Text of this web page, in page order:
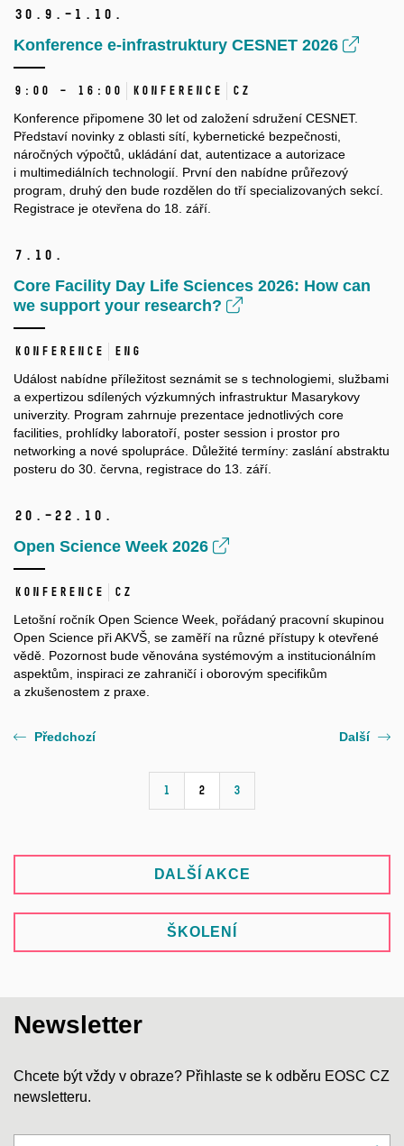
30. 9.–1. 10.
Konference e-infrastruktury CESNET 2026
9:00 – 16:00 Konference CZ
Konference připomene 30 let od založení sdružení CESNET.
Představí novinky z oblasti sítí, kybernetické bezpečnosti,
náročných výpočtů, ukládání dat, autentizace a autorizace
i multimediálních technologií. První den nabídne průřezový
program, druhý den bude rozdělen do tří specializovaných sekcí.
Registrace je otevřena do 18. září.
7. 10.
Core Facility Day Life Sciences 2026: How can
we support your research?
Konference ENG
Událost nabídne příležitost seznámit se s technologiemi, službami
a expertizou sdílených výzkumných infrastruktur Masarykovy
univerzity. Program zahrnuje prezentace jednotlivých core
facilities, prohlídky laboratoří, poster session i prostor pro
networking a nové spolupráce. Důležité termíny: zaslání abstraktu
posteru do 30. června, registrace do 13. září.
20.–22. 10.
Open Science Week 2026
Konference CZ
Letošní ročník Open Science Week, pořádaný pracovní skupinou
Open Science při AKVŠ, se zaměří na různé přístupy k otevřené
vědě. Pozornost bude věnována systémovým a institucionálním
aspektům, inspiraci ze zahraničí i oborovým specifikům
a zkušenostem z praxe.
Předchozí
1 2 3
Další
DALŠÍ AKCE
ŠKOLENÍ
Newsletter
Chcete být vždy v obraze? Přihlaste se k odběru EOSC CZ
newsletteru.